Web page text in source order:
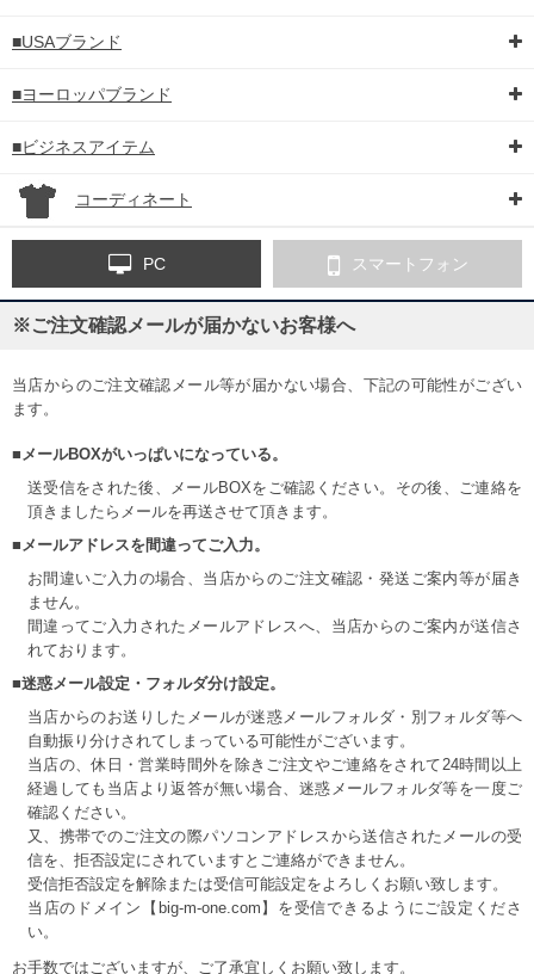
■USAブランド
■ヨーロッパブランド
■ビジネスアイテム
コーディネート
PC スマートフォン
※ご注文確認メールが届かないお客様へ
当店からのご注文確認メール等が届かない場合、下記の可能性がござい
ます。
■メールBOXがいっぱいになっている。
送受信をされた後、メールBOXをご確認ください。その後、ご連絡を
頂きましたらメールを再送させて頂きます。
■メールアドレスを間違ってご入力。
お間違いご入力の場合、当店からのご注文確認・発送ご案内等が届き
ません。
間違ってご入力されたメールアドレスへ、当店からのご案内が送信さ
れております。
■迷惑メール設定・フォルダ分け設定。
当店からのお送りしたメールが迷惑メールフォルダ・別フォルダ等へ
自動振り分けされてしまっている可能性がございます。
当店の、休日・営業時間外を除きご注文やご連絡をされて24時間以上
経過しても当店より返答が無い場合、迷惑メールフォルダ等を一度ご
確認ください。
又、携帯でのご注文の際パソコンアドレスから送信されたメールの受
信を、拒否設定にされていますとご連絡ができません。
受信拒否設定を解除または受信可能設定をよろしくお願い致します。
当店のドメイン【big-m-one.com】を受信できるようにご設定くださ
い。
お手数ではございますが、ご了承宜しくお願い致します。